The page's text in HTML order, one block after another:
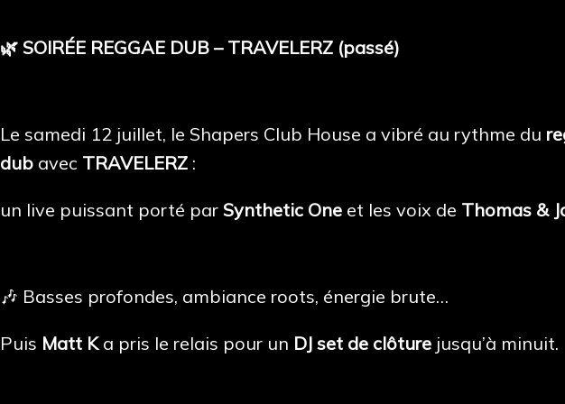
🌿 SOIRÉE REGGAE DUB – TRAVELERZ (passé)
Le samedi 12 juillet, le Shapers Club House a vibré au rythme du
dub avec TRAVELERZ :
un live puissant porté par Synthetic One et les voix de Thomas &
🎶 Basses profondes, ambiance roots, énergie brute…
Puis Matt Ka pris le relais pour un DJ set de clôture jusqu’à minuit.